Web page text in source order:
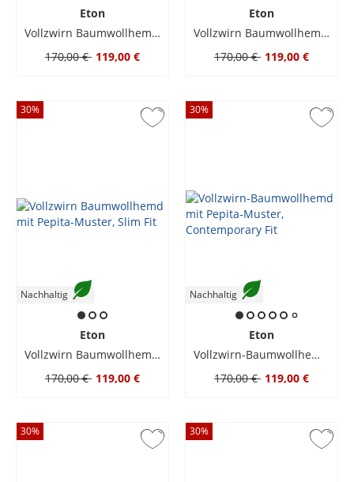
Eton
Vollzwirn Baumwollhemd mit Pepita-Muster, Slim Fit
170,00 € 119,00 €
Eton
Vollzwirn Baumwollhemd mit Pepita-Muster, Slim Fit
170,00 € 119,00 €
30%
Nachhaltig
Eton
Vollzwirn Baumwollhemd mit Pepita-Muster, Slim Fit
170,00 € 119,00 €
30%
Nachhaltig
Eton
Vollzwirn-Baumwollhemd mit Pepita-Muster, Contemporary Fit
170,00 € 119,00 €
30% 30%